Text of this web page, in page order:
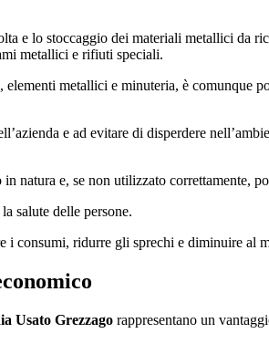
e lo stoccaggio dei materiali metallici da
metallici e rifiuti speciali.
metallici e minuteria, è comunque
e ad evitare di disperdere
in natura e, se non utilizzato correttamente,
salute delle persone.
i consumi, ridurre gli sprechi e diminuire
Usato Grezzago rappresentano un